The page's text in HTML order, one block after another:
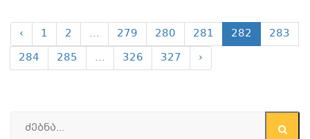
‹ 1 2 ... 279 280 281 282
283
284
285 ... 326 327 ›